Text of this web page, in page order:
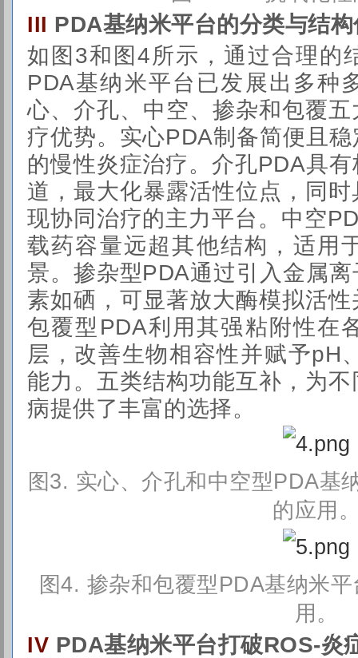
III PDA基纳米平台的分类与结
如图3和图4所示，通过合理的
PDA基纳米平台已发展出多种
心、介孔、中空、掺杂和包覆
疗优势。实心PDA制备简便且
的慢性炎症治疗。介孔PDA具
道，最大化暴露活性位点，同
现协同治疗的主力平台。中空
载药容量远超其他结构，适用
景。掺杂型PDA通过引入金属
素如硒，可显著放大酶模拟活
包覆型PDA利用其强粘附性在
层，改善生物相容性并赋予pH
能力。五类结构功能互补，为
病提供了丰富的选择。
图3. 实心、介孔和中空型PDA基
的应用
图4. 掺杂和包覆型PDA基纳米
用 。
IV PDA基纳米平台打破ROS-炎